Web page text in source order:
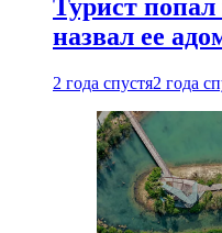
Турист
назвал ее
2 года спустя2 года